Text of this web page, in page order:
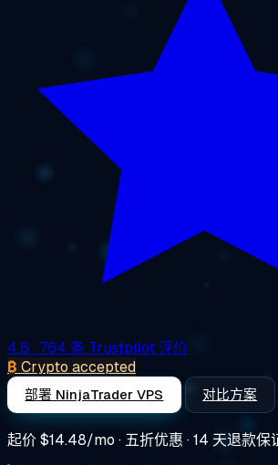
4.6 · 764 条 Trustpilot 评价
₿ Crypto accepted
部署 NinjaTrader VPS 对比方案
起价$14.48/mo · 五折优惠 · 14 天退款保